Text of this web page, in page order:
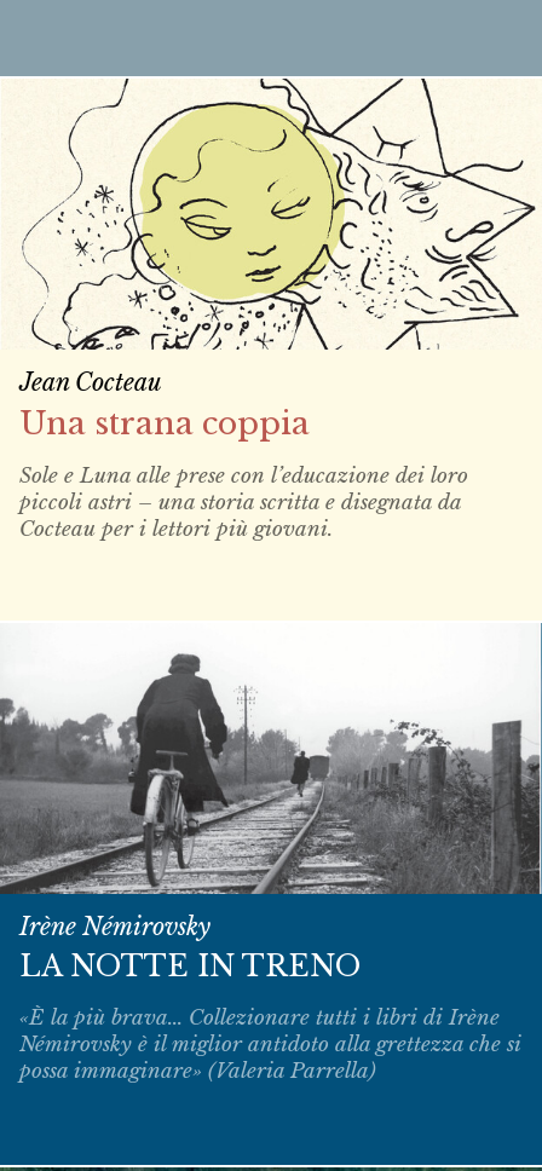
Jean Cocteau
Una strana coppia
Sole e Luna alle prese con l’educazione dei loro
piccoli astri – una storia scritta e disegnata da
Cocteau per i lettori più giovani.
Irène Némirovsky
LA NOTTE IN TRENO
«È la più brava... Collezionare tutti i libri di Irène
Némirovsky è il miglior antidoto alla grettezza che si
possa immaginare» (Valeria Parrella)